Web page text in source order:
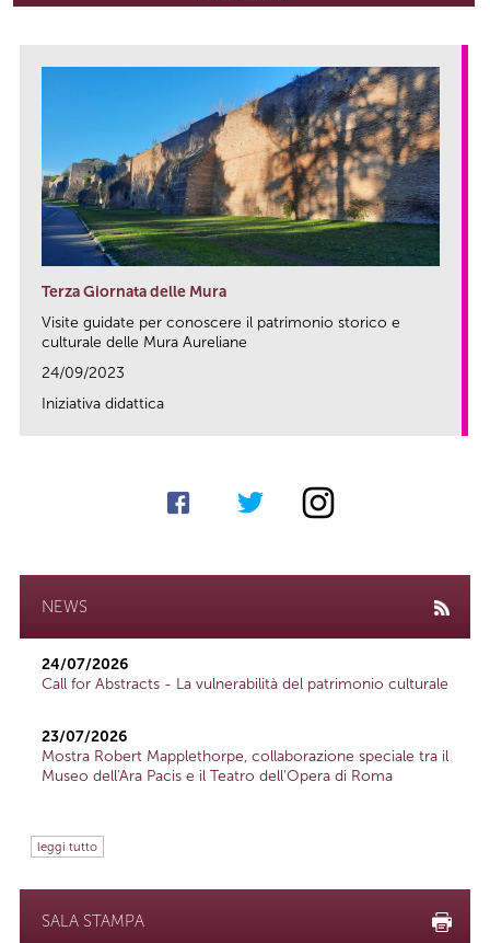
Terza Giornata delle Mura
Visite guidate per conoscere il patrimonio storico e
culturale delle Mura Aureliane
24/09/2023
Iniziativa didattica
NEWS
24/07/2026
Call for Abstracts - La vulnerabilità del patrimonio culturale
23/07/2026
Mostra Robert Mapplethorpe, collaborazione speciale tra il
Museo dell'Ara Pacis e il Teatro dell'Opera di Roma
leggi tutto
SALA STAMPA